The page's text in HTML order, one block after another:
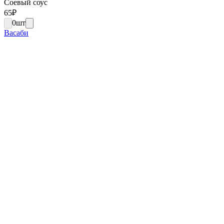
Соевый соус
65₽
0шт
Васаби